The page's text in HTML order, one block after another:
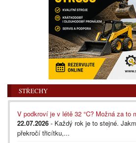
STŘECHY
V podkroví je v létě 32 °C? Možná za to
22.07.2026 - Každý rok je to stejné.
překročí třicítku,...